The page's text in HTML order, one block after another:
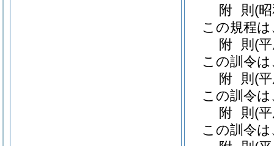
附 則 (
この規程
附 則 (
この訓令
附 則 (
この訓令
附 則 (
この訓令